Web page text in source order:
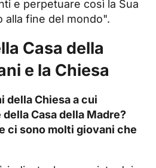
e perpetuare così la Sua
alla fine del mondo".
Casa della
e la Chiesa
della Chiesa a cui
Casa della Madre?
ci sono molti giovani che